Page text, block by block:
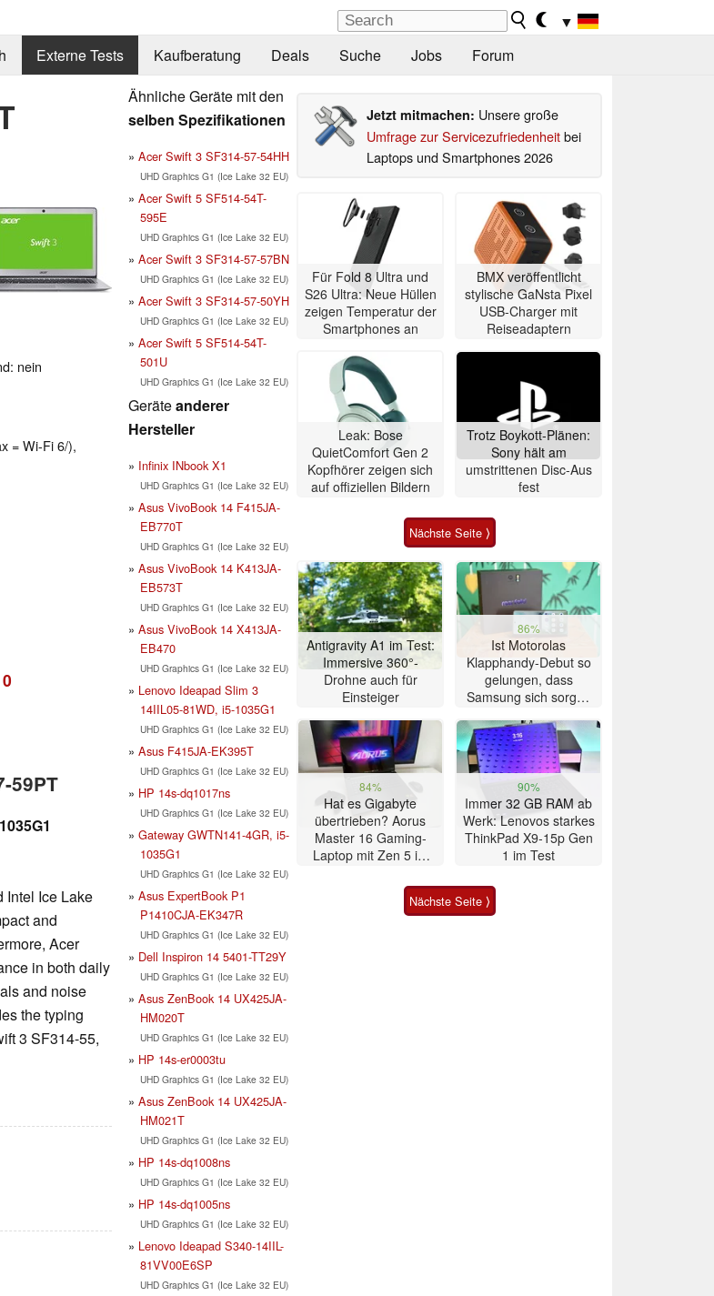
▼
Externe Tests Kaufberatung Deals Suche Jobs Forum
nein
= Wi-Fi 6/),
0
59PT
Intel Ice Lake
and
Acer
in both daily
and noise
the typing
3 SF314-55,
Ähnliche Geräte mit den
selben Spezifikationen
Acer Swift 3 SF314-57-54HH
UHD Graphics G1 (Ice Lake 32 EU)
Acer Swift 5 SF514-54T-
595E
UHD Graphics G1 (Ice Lake 32 EU)
Acer Swift 3 SF314-57-57BN
UHD Graphics G1 (Ice Lake 32 EU)
Acer Swift 3 SF314-57-50YH
UHD Graphics G1 (Ice Lake 32 EU)
Acer Swift 5 SF514-54T-
501U
UHD Graphics G1 (Ice Lake 32 EU)
Geräteanderer
Hersteller
Infinix INbook X1
UHD Graphics G1 (Ice Lake 32 EU)
Asus VivoBook 14 F415JA-
EB770T
UHD Graphics G1 (Ice Lake 32 EU)
Asus VivoBook 14 K413JA-
EB573T
UHD Graphics G1 (Ice Lake 32 EU)
Asus VivoBook 14 X413JA-
EB470
UHD Graphics G1 (Ice Lake 32 EU)
Lenovo Ideapad Slim 3
14IIL05-81WD, i5-1035G1
UHD Graphics G1 (Ice Lake 32 EU)
Asus F415JA-EK395T
UHD Graphics G1 (Ice Lake 32 EU)
HP 14s-dq1017ns
UHD Graphics G1 (Ice Lake 32 EU)
Gateway GWTN141-4GR, i5-
1035G1
UHD Graphics G1 (Ice Lake 32 EU)
Asus ExpertBook P1
P1410CJA-EK347R
UHD Graphics G1 (Ice Lake 32 EU)
Dell Inspiron 14 5401-TT29Y
UHD Graphics G1 (Ice Lake 32 EU)
Asus ZenBook 14 UX425JA-
HM020T
UHD Graphics G1 (Ice Lake 32 EU)
HP 14s-er0003tu
UHD Graphics G1 (Ice Lake 32 EU)
Asus ZenBook 14 UX425JA-
HM021T
UHD Graphics G1 (Ice Lake 32 EU)
HP 14s-dq1008ns
UHD Graphics G1 (Ice Lake 32 EU)
HP 14s-dq1005ns
UHD Graphics G1 (Ice Lake 32 EU)
Lenovo Ideapad S340-14IIL-
81VV00E6SP
UHD Graphics G1 (Ice Lake 32 EU)
Jetzt mitmachen: Unsere große
Umfrage zur Servicezufriedenheitbei
Laptops und Smartphones 2026
Für Fold 8 Ultra und
S26 Ultra: Neue Hüllen
zeigen Temperatur der
Smartphones an
BMX veröffentlicht
stylische GaNsta Pixel
USB-Charger mit
Reiseadaptern
Leak: Bose
QuietComfort Gen 2
Kopfhörer zeigen sich
auf offiziellen Bildern
Trotz Boykott-Plänen:
Sony hält am
umstrittenen Disc-Aus
fest
Nächste Seite ⟩
Antigravity A1 im Test:
Immersive 360°-
Drohne auch für
Einsteiger
86%
Ist Motorolas
Klapphandy-Debut so
gelungen, dass
Samsung sich sorgen
Smartphone im Test
84%
Hat es Gigabyte
übertrieben? Aorus
Master 16 Gaming-
Laptop mit Zen 5 im
90%
Immer 32 GB RAM ab
Werk: Lenovos starkes
ThinkPad X9-15p Gen
1 im Test
Nächste Seite ⟩